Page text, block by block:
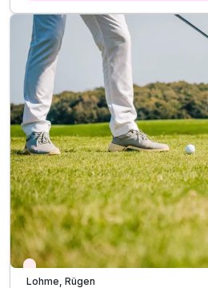
Ausstattung
Für 3 Tage
Doppelzimmer Superior A
2 Erwachsene und 1 Kind
1 x Eintritt Nationalparkzentrum
inkl. Eintritt in den Wellnessbereich
inkl. Kuscheliger Leihbademantel &
inkl. Nutzung Bio-Infinity-
inkl. Tee- & Kaffeezubereitung im
inkl. 20 % Ermäßigung auf das
inkl. W-Lan & Außenparkplatz für
Wieder frei ab September
Lohme, Rügen